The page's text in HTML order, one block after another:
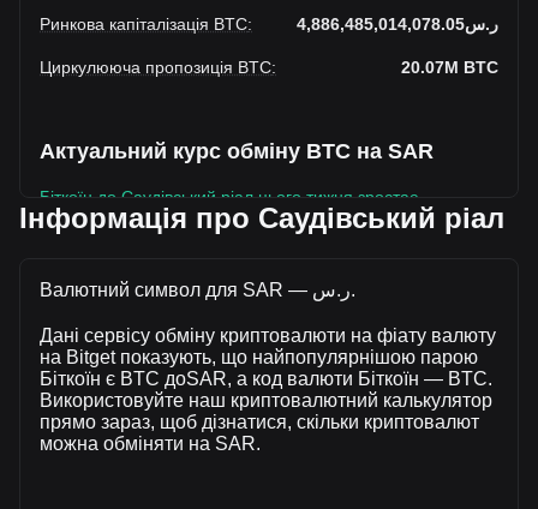
Ринкова капіталізація BTC: ر.س4,886,485,014,078.05
Циркулююча пропозиція BTC: 20.07M BTC
Актуальний курс обміну BTC на SAR
Біткоїн до Саудівський ріал цього тижня зростає.
Поточна ринкова ціна Біткоїн становить ر.س243,498.88 за
ر.س4,886,485,014,078.05 SAR , розрахована на основі
останні 24 години обсяг торгівлі Біткоїн впав на -40.31%
(ر.س-31,760,780,740.72 SAR). Минулого торгового дня
обсяг торгівлі BTC склав ر.س78,785,064,794.47.
Більше інформації про Біткоїн на Bitget
Інформація про Саудівський ріал
Валютний символ для SAR — ر.س.
Дані сервісу обміну криптовалюти на фіату валюту
на Bitget показують, що найпопулярнішою парою
Біткоїн є BTC доSAR, а код валюти Біткоїн — BTC.
Використовуйте наш криптовалютний калькулятор
прямо зараз, щоб дізнатися, скільки криптовалют
можна обміняти на SAR.